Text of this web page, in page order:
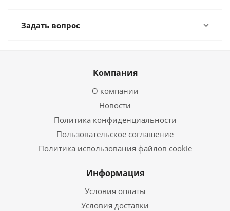
Задать вопрос
Компания
О компании
Новости
Политика конфиденциальности
Пользовательское соглашение
Политика использования файлов cookie
Информация
Условия оплаты
Условия доставки